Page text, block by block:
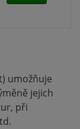
umožňuje
jejich
při